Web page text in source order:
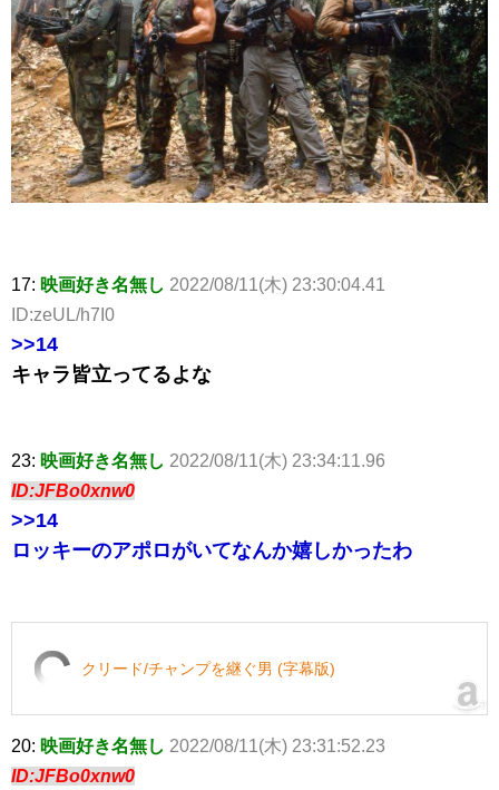
17: 映画好き名無し 2022/08/11(木) 23:30:04.41
ID:zeUL/h7I0
>>14
キャラ皆立ってるよな
23: 映画好き名無し 2022/08/11(木) 23:34:11.96
ID:JFBo0xnw0
>>14
ロッキーのアポロがいてなんか嬉しかったわ
クリード/チャンプを継ぐ男 (字幕版)
20: 映画好き名無し 2022/08/11(木) 23:31:52.23
ID:JFBo0xnw0